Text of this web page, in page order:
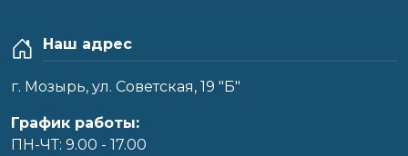
Наш адрес
г. Мозырь, ул. Советская, 19 "Б"
График работы:
ПН-ЧТ: 9.00 - 17.00